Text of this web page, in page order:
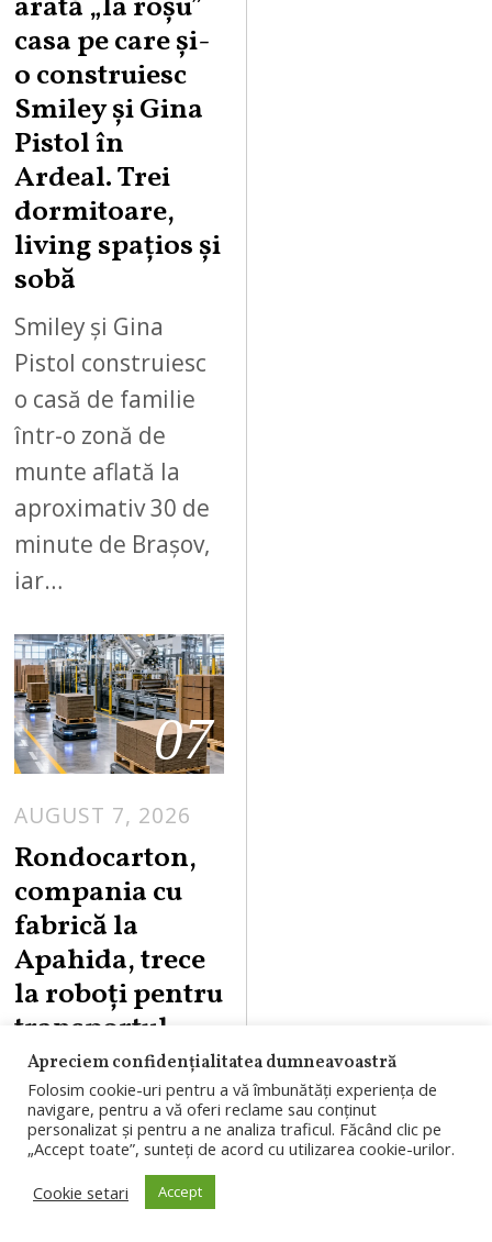
casa pe care şi-
o construiesc
Smiley şi Gina
Pistol în
Ardeal. Trei
dormitoare,
living spațios și
sobă
Smiley și Gina
Pistol construiesc
o casă de familie
într-o zonă de
munte aflată la
aproximativ 30 de
minute de Brașov,
iar…
07
AUGUST 7, 2026
G
T
7
2
0
2
6
Rondocarton,
compania cu
fabrică la
Apahida, trece
la roboți pentru
transportul
intern. Primul
pas costă 7
milioane de
euro
Rondocarton,
Apreciem confidențialitatea dumneavoastră
Folosim cookie-uri pentru a vă îmbunătăți experiența de
navigare, pentru a vă oferi reclame sau conținut
personalizat și pentru a ne analiza traficul. Făcând clic pe
„Accept toate”, sunteți de acord cu utilizarea cookie-urilor.
Cookie setari
Accept